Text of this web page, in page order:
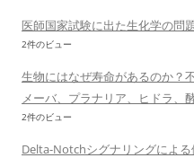
医師国家試験に出た生化学の問
2件のビュー
生物にはなぜ寿命があるのか？
メーバ、プラナリア、ヒドラ、
2件のビュー
Delta-Notchシグナリングによ